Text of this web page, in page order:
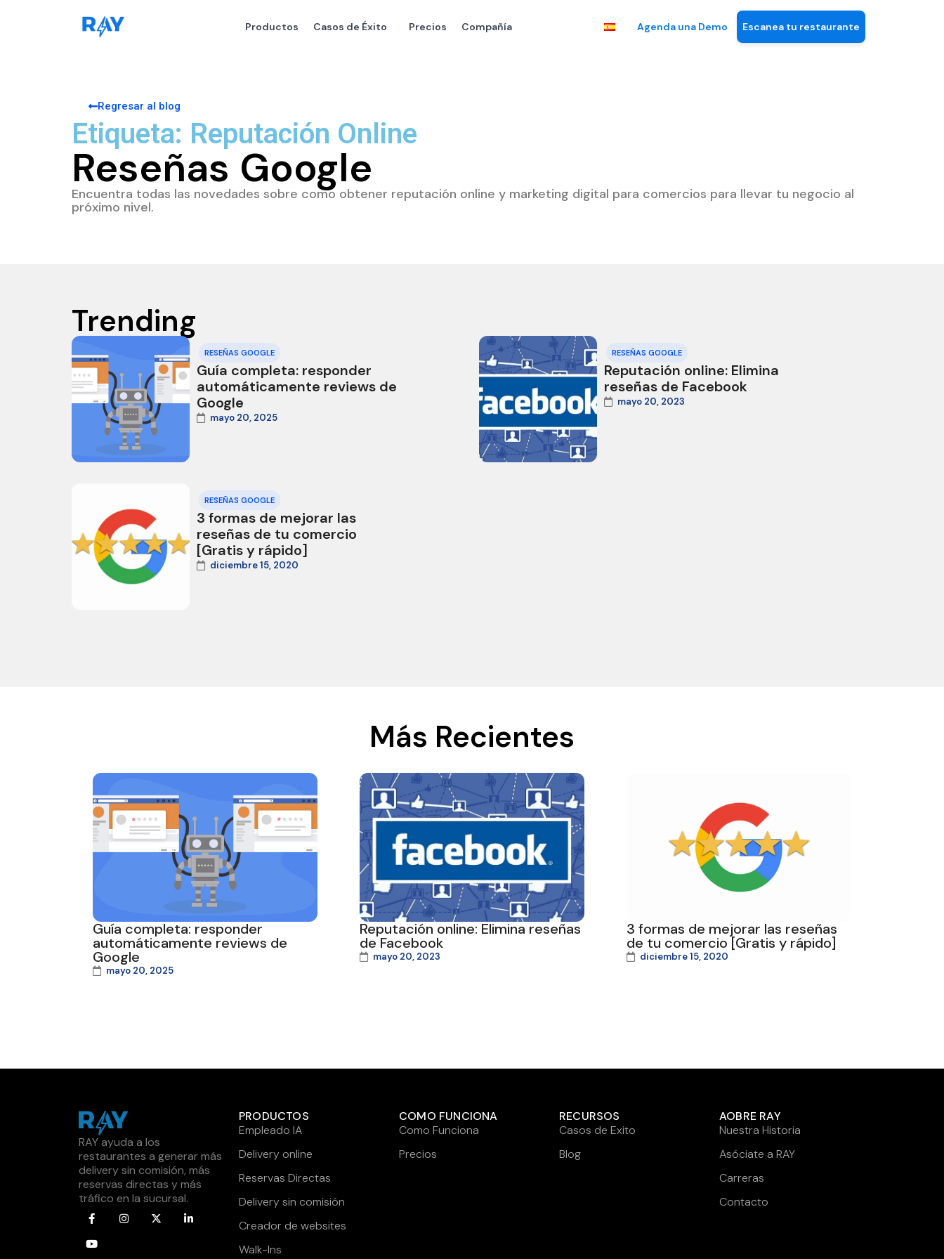
Productos Casos de Éxito Precios Compañía Agenda una Demo Escanea tu restaurante
Regresar al blog
Etiqueta: Reputación Online
Reseñas Google
Encuentra todas las novedades sobre como obtener reputación online y marketing digital para comercios para llevar tu negocio al
próximo nivel.
Trending
RESEÑAS GOOGLE
Guía completa: responder
automáticamente reviews de
Google
mayo 20, 2025
RESEÑAS GOOGLE
Reputación online: Elimina
reseñas de Facebook
mayo 20, 2023
RESEÑAS GOOGLE
3 formas de mejorar las
reseñas de tu comercio
[Gratis y rápido]
diciembre 15, 2020
Más Recientes
Guía completa: responder
automáticamente reviews de
Google
mayo 20, 2025
Reputación online: Elimina reseñas
de Facebook
mayo 20, 2023
3 formas de mejorar las reseñas
de tu comercio [Gratis y rápido]
diciembre 15, 2020
RAY ayuda a los
restaurantes a generar más
delivery sin comisión, más
reservas directas y más
tráfico en la sucursal.
PRODUCTOS
Empleado IA
Delivery online
Reservas Directas
Delivery sin comisión
Creador de websites
Walk-Ins
COMO FUNCIONA
Como Funciona
Precios
RECURSOS
Casos de Exito
Blog
AOBRE RAY
Nuestra Historia
Asóciate a RAY
Carreras
Contacto